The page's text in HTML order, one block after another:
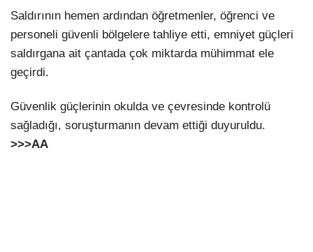
Saldırının hemen ardından öğretmenler, öğrenci ve
personeli güvenli bölgelere tahliye etti, emniyet güçleri
saldırgana ait çantada çok miktarda mühimmat ele
geçirdi.
Güvenlik güçlerinin okulda ve çevresinde kontrolü
sağladığı, soruşturmanın devam ettiği duyuruldu.
>>>AA